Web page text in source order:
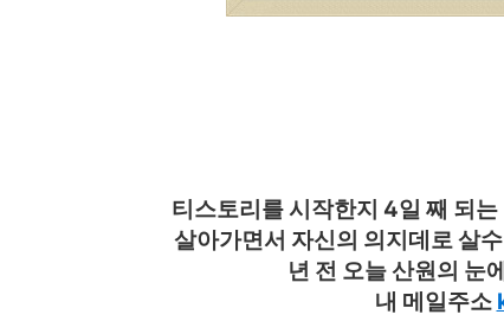
티스토리를 시작한지 4일 째 되
살아가면서 자신의 의지데로 살
년 전 오늘 산원의 눈
내 메일주소